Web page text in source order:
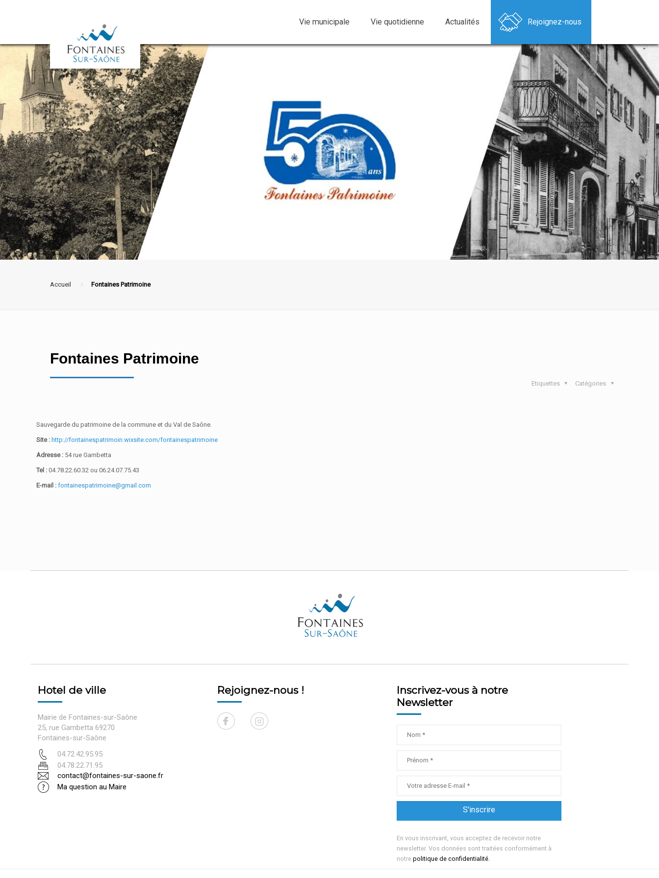
Vie municipale Vie quotidienne Actualités Rejoignez-nous
Accueil Fontaines Patrimoine
Fontaines Patrimoine
Catégories
Etiquettes
Sauvegarde du patrimoine de la commune et du Val de Saône.
Site : http://fontainespatrimoin.wixsite.com/fontainespatrimoine
Adresse : 54 rue Gambetta
Tel : 04.78.22.60.32 ou 06.24.07.75.43
E-mail : fontainespatrimoine@gmail.com
Hotel de ville
Mairie de Fontaines-sur-Saône
25, rue Gambetta 69270
Fontaines-sur-Saône
04.72.42.95.95
04.78.22.71.95
contact@fontaines-sur-saone.fr
Ma question au Maire
Rejoignez-nous !
Inscrivez-vous à notre
Newsletter
En vous inscrivant, vous acceptez de recevoir notre
newsletter. Vos données sont traitées conformément à
notre politique de confidentialité.